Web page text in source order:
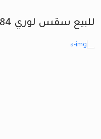
للبيع سقس لوري 1984